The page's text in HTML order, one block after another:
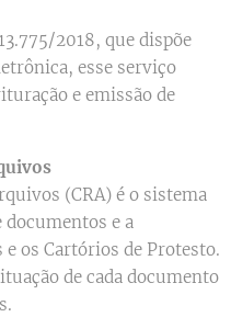
2018, que dispõe
esse serviço
e emissão de
(CRA) é o sistema
documentos e a
os Cartórios de Protesto.
de cada documento